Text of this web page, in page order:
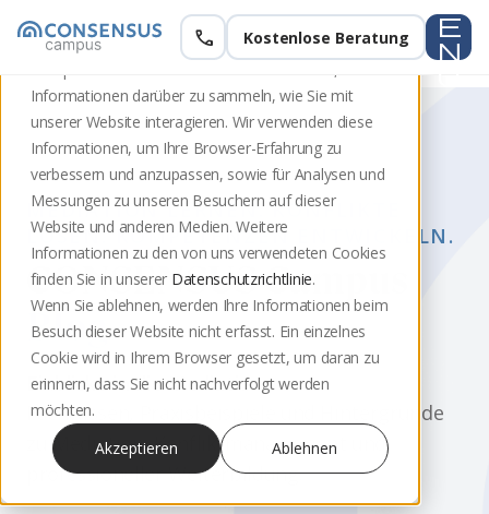
Diese Website speichert Cookies auf Ihrem
Informationen darüber zu sammeln, wie Sie mit
unserer Website interagieren. Wir verwenden diese
Informationen, um Ihre Browser-Erfahrung zu
verbessern und anzupassen, sowie für Analysen und
Messungen zu unseren Besuchern auf dieser
Website und anderen Medien. Weitere
Informationen zu den von uns verwendeten Cookies
finden Sie in unserer Datenschutzrichtlinie.
Wenn Sie ablehnen, werden Ihre Informationen beim
Besuch dieser Website nicht erfasst. Ein einzelnes
Cookie wird in Ihrem Browser gesetzt, um daran zu
erinnern, dass Sie nicht nachverfolgt werden
möchten.
Akzeptieren
Ablehnen
call Kostenlose Beratung
e
n
MEDIATION LERNEN. KONFLIKTE
LÖSEN. KOMPETENZEN ENTWICKELN.
CONSENSUS Campus
Blog
Einblicke in die Mediation
Fachwissen, Praxisbeispiele und Hintergründe
zu Mediation, Konfliktmanagement und
professioneller Weiterbildung.